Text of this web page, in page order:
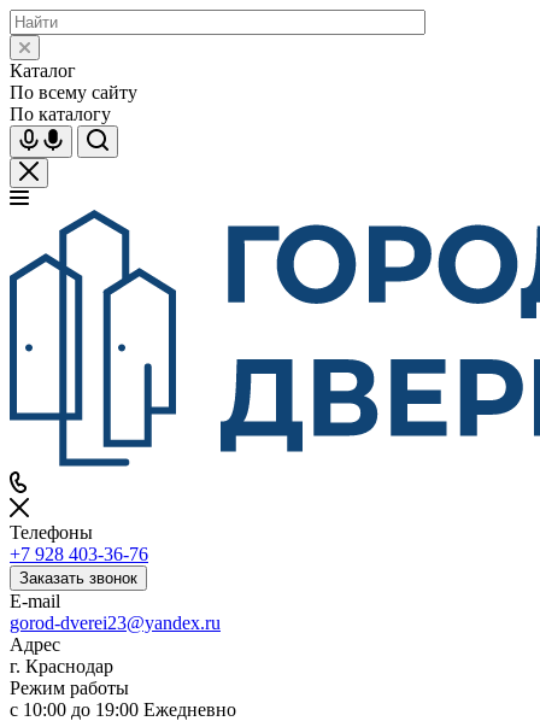
Каталог
По всему сайту
По каталогу
Телефоны
+7 928 403-36-76
Заказать звонок
E-mail
gorod-dverei23@yandex.ru
Адрес
г. Краснодар
Режим работы
с 10:00 до 19:00 Ежедневно